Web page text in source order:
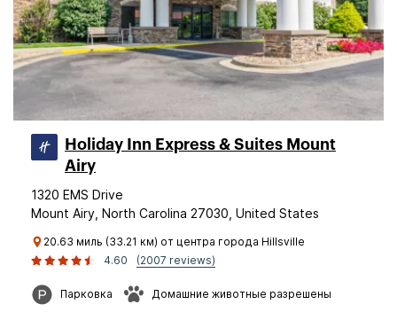
Holiday Inn Express & Suites Mount
Airy
1320 EMS Drive
Mount Airy, North Carolina 27030, United States
20.63 миль (33.21 км) от центра города Hillsville
4.60
(2007 reviews)
Парковка Домашние животные разрешены